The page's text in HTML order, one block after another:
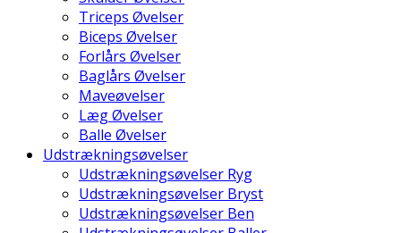
Triceps Øvelser
Biceps Øvelser
Forlårs Øvelser
Baglårs Øvelser
Maveøvelser
Læg Øvelser
Balle Øvelser
Udstrækningsøvelser
Udstrækningsøvelser Ryg
Udstrækningsøvelser Bryst
Udstrækningsøvelser Ben